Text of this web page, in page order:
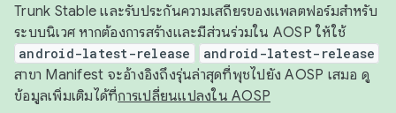
Trunk Stable และรับประกันความเสถียรของแพลตฟอร์มสำหรับ
ระบบนิเวศ หากต้องการสร้างและมีส่วนร่วมใน AOSP ให้ใช้
android-latest-release android-latest-release
สาขา Manifest จะอ้างอิงถึงรุ่นล่าสุดที่พุชไปยัง AOSP เสมอ ดู
ข้อมูลเพิ่มเติมได้ที่การเปลี่ยนแปลงใน AOSP